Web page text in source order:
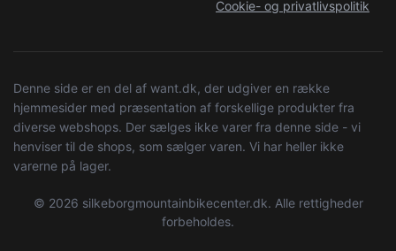
Cookie- og privatlivspolitik
Denne side er en del af want.dk, der udgiver en række
hjemmesider med præsentation af forskellige produkter fra
diverse webshops. Der sælges ikke varer fra denne side - vi
henviser til de shops, som sælger varen. Vi har heller ikke
varerne på lager.
© 2026 silkeborgmountainbikecenter.dk. Alle rettigheder
forbeholdes.